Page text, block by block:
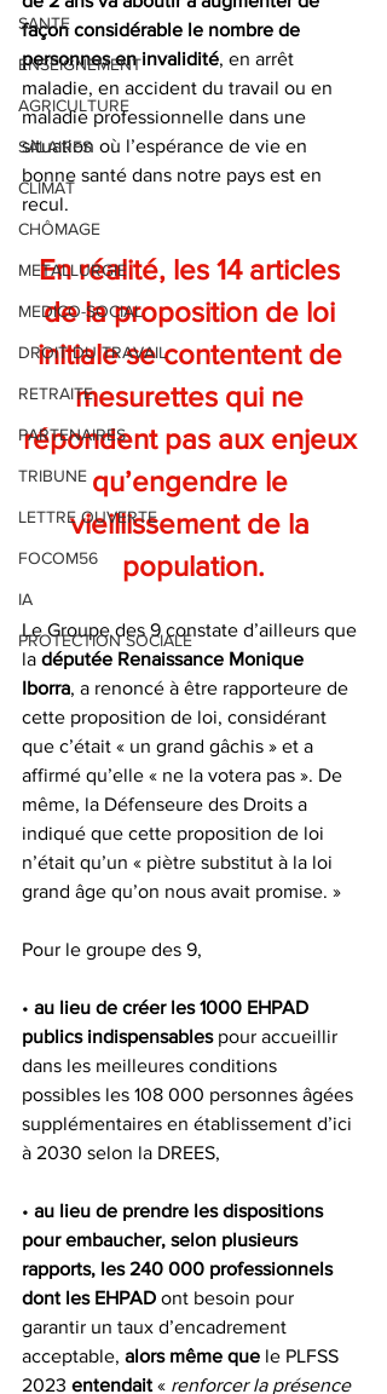
SANTE
ENSEIGNEMENT
AGRICULTURE
SALAIRES
CLIMAT
CHÔMAGE
METALLURGIE
MEDICO-SOCIAL
DROIT DU TRAVAIL
RETRAITE
PARTENAIRES
TRIBUNE
LETTRE OUVERTE
FOCOM56
IA
PROTECTION SOCIALE
façon considérable le nombre de
personnes en invalidité, en arrêt
maladie, en accident du travail ou en
maladie professionnelle dans une
situation où l’espérance de vie en
bonne santé dans notre pays est en
recul.
En réalité, les 14 articles
de la proposition de loi
initiale se contentent de
mesurettes qui ne
répondent pas aux enjeux
qu’engendre le
vieillissement de la
population.
Le Groupe des 9 constate d’ailleurs que
la députée Renaissance Monique
Iborra, a renoncé à être rapporteure de
cette proposition de loi, considérant
que c’était « un grand gâchis » et a
affirmé qu’elle « ne la votera pas ». De
même, la Défenseure des Droits a
indiqué que cette proposition de loi
n’était qu’un « piètre substitut à la loi
grand âge qu’on nous avait promise. »
Pour le groupe des 9,
• au lieu de créer les 1000 EHPAD
publics indispensables pour accueillir
dans les meilleures conditions
possibles les 108 000 personnes âgées
supplémentaires en établissement d’ici
à 2030 selon la DREES,
• au lieu de prendre les dispositions
pour embaucher, selon plusieurs
rapports, les 240 000 professionnels
dont les EHPAD ont besoin pour
garantir un taux d’encadrement
acceptable, alors même que le PLFSS
2023 entendait « renforcer la présence